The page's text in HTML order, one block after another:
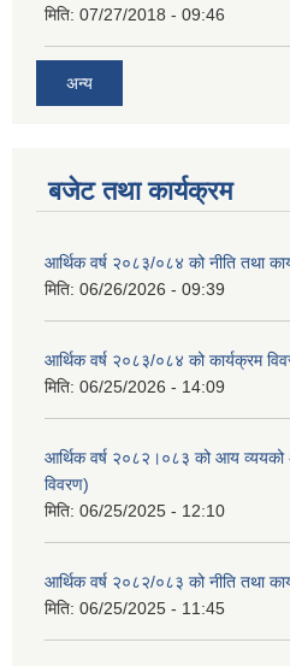
मिति: 07/27/2018 - 09:46
अन्य
बजेट तथा कार्यक्रम
आर्थिक वर्ष २०८३/०८४ को नीति तथा
मिति: 06/26/2026 - 09:39
आर्थिक वर्ष २०८३/०८४ को कार्यक्रम
मिति: 06/25/2026 - 14:09
आर्थिक वर्ष २०८२।०८३ को आय व्ययको
विवरण)
मिति: 06/25/2025 - 12:10
आर्थिक वर्ष २०८२/०८३ को नीति तथा
मिति: 06/25/2025 - 11:45